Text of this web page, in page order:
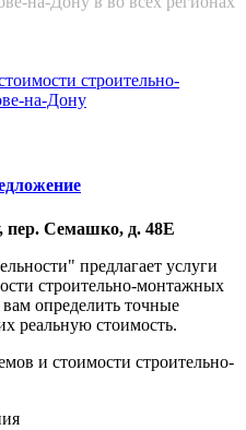
пер. Семашко, д. 48Е
предлагает услуги
строительно-монтажных
определить точные
реальную стоимость.
и стоимости строительно-